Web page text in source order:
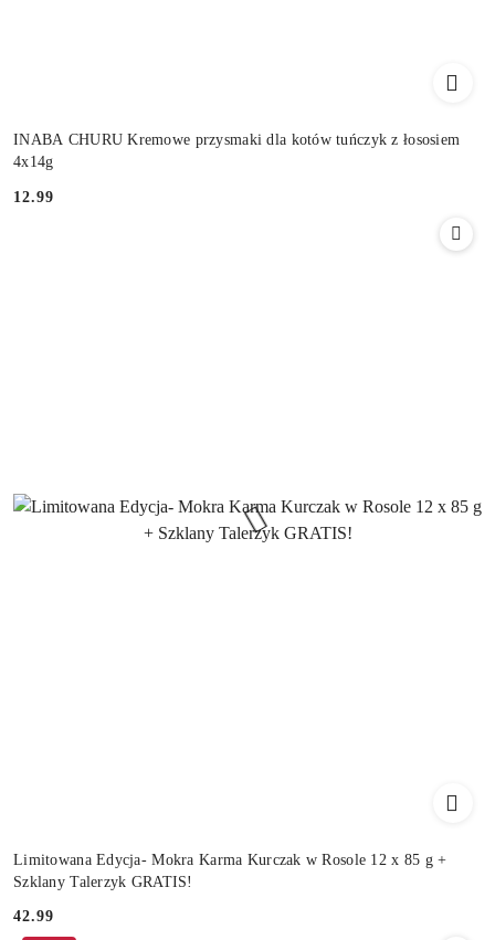
INABA CHURU Kremowe przysmaki dla kotów tuńczyk z łososiem
4x14g
Cena:
12.99
Limitowana Edycja- Mokra Karma Kurczak w Rosole 12 x 85 g +
Szklany Talerzyk GRATIS!
Cena:
42.99